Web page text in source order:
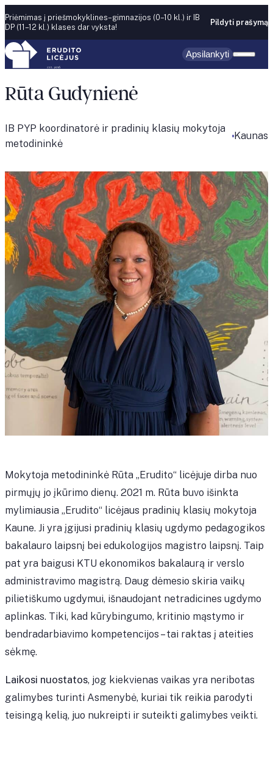
Skip to content
Priėmimas į priešmokyklines–gimnazijos (0–10 kl.) ir IB
DP (11–12 kl.) klases dar vyksta!
Pildyti prašymą
Apsilankyti
Rūta Gudynienė
IB PYP koordinatorė ir pradinių klasių mokytoja
metodininkė
Kaunas
Mokytoja metodininkė Rūta „Erudito“ licėjuje dirba nuo
pirmųjų jo įkūrimo dienų. 2021 m. Rūta buvo išinkta
mylimiausia „Erudito“ licėjaus pradinių klasių mokytoja
Kaune. Ji yra įgijusi pradinių klasių ugdymo pedagogikos
bakalauro laipsnį bei edukologijos magistro laipsnį. Taip
pat yra baigusi KTU ekonomikos bakalaurą ir verslo
administravimo magistrą. Daug dėmesio skiria vaikų
pilietiškumo ugdymui, išnaudojant netradicines ugdymo
aplinkas. Tiki, kad kūrybingumo, kritinio mąstymo ir
bendradarbiavimo kompetencijos – tai raktas į ateities
sėkmę.
Laikosi nuostatos, jog kiekvienas vaikas yra neribotas
galimybes turinti Asmenybė, kuriai tik reikia parodyti
teisingą kelią, juo nukreipti ir suteikti galimybes veikti.